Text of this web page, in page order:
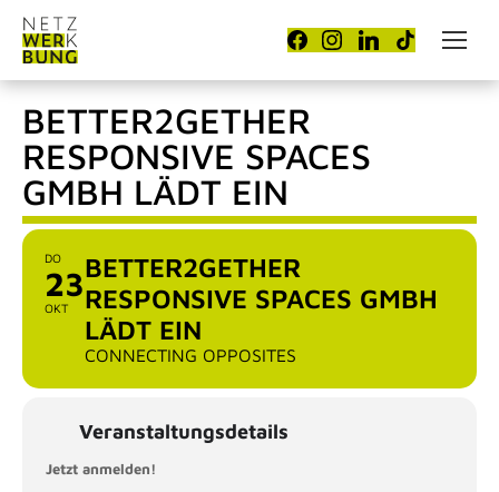
BETTER2GETHER
RESPONSIVE SPACES
GMBH LÄDT EIN
DO
23
OKT
BETTER2GETHER
RESPONSIVE SPACES GMBH
LÄDT EIN
CONNECTING OPPOSITES
Veranstaltungsdetails
Jetzt anmelden!